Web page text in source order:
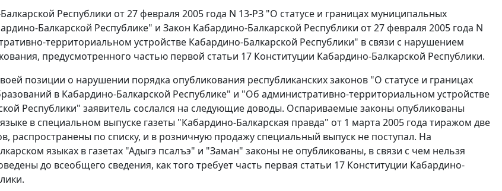
Республики от 27 февраля 2005 года N 13-РЗ "О статусе и границах муниципальных
Балкарской Республике" и Закон Кабардино-Балкарской Республики от 27 февраля 2005 года N
территориальном устройстве Кабардино-Балкарской Республики" в связи с нарушением
, предусмотренного частью первой статьи 17 Конституции Кабардино-Балкарской Республики.
позиции о нарушении порядка опубликования республиканскихзаконов "О статусе и границах
в Кабардино-Балкарской Республике" и "Об административно-территориальном устройстве
Республики" заявитель сослался на следующие доводы. Оспариваемые законы опубликованы
в специальном выпуске газеты "Кабардино-Балкарская правда" от 1 марта 2005 года тиражом две
распространены по списку, и в розничную продажу специальный выпуск не поступал. На
языках в газетах "Адыгэ псалъэ" и "Заман" законы не опубликованы, в связи с чем нельзя
до всеобщего сведения, как того требует часть первая статьи 17 Конституции Кабардино-